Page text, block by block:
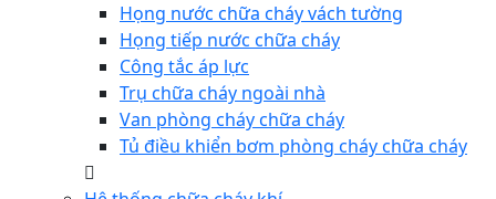
Họng nước chữa cháy vách tường
Họng tiếp nước chữa cháy
Công tắc áp lực
Trụ chữa cháy ngoài nhà
Van phòng cháy chữa cháy
Tủ điều khiển bơm phòng cháy chữa cháy